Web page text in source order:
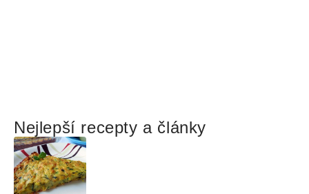
Nejlepší recepty a články